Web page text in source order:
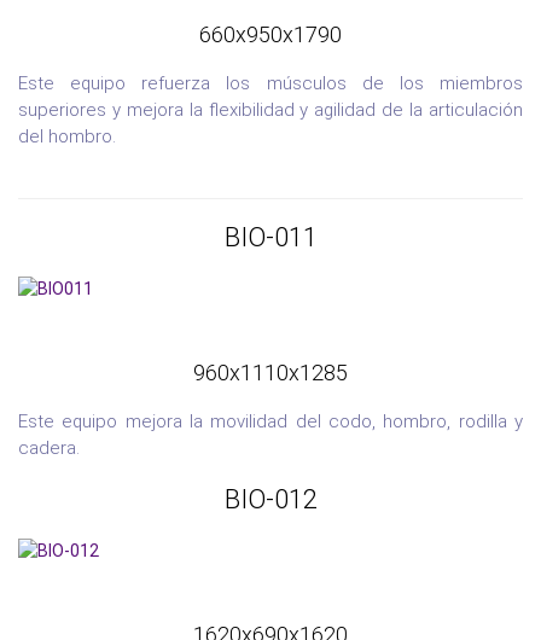
660x950x1790
Este equipo refuerza los músculos de los miembros
superiores y mejora la flexibilidad y agilidad de la articulación
del hombro.
BIO-011
960x1110x1285
Este equipo mejora la movilidad del codo, hombro, rodilla y
cadera.
BIO-012
1620x690x1620